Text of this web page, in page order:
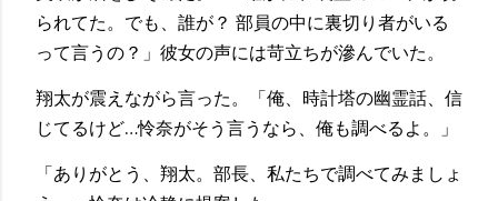
られてた。でも、誰が？ 部員の中に裏切り者がいる
って言うの？」彼女の声には苛立ちが滲んでいた。
翔太が震えながら言った。「俺、時計塔の幽霊話、信
じてるけど…怜奈がそう言うなら、俺も調べるよ。」
「ありがとう、翔太。部長、私たちで調べてみましょ